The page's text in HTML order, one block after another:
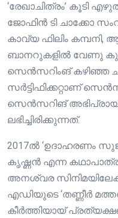
‘രേഖാചിത്രം’ കൂടി
ജോഫിൻ ടി ചാക്കോ
കാവ്യ ഫിലിം കമ്പനി,
ബാനറുകളിൽ വേണു
സെൻസറിംങ് കഴിഞ്ഞ
സർട്ടിഫിക്കറ്റാണ്
സെൻസറിങ്
ലഭിച്ചിരിക്കുന്നത്.
2017ൽ ‘ഉദാഹരണം
കൃഷ്ണൻ എന്ന
അനശ്വര
എഡിയുടെ ‘തണ്ണീർ
കീർത്തിയായ്